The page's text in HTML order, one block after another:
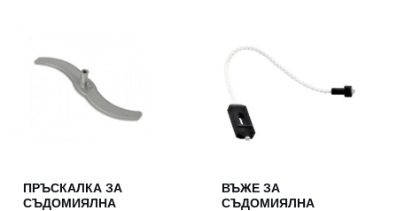
ПРЪСКАЛКА ЗА
СЪДОМИЯЛНА
ВЪЖЕ ЗА
СЪДОМИЯЛНА